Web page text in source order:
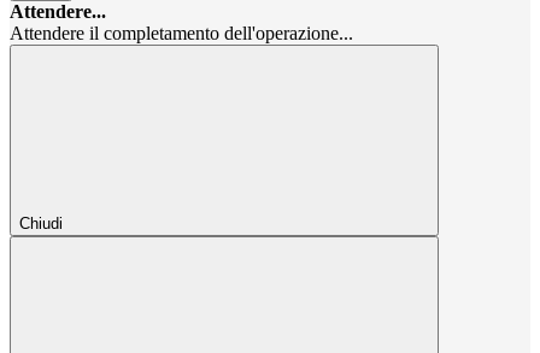
Attendere...
Attendere il completamento dell'operazione...
Chiudi